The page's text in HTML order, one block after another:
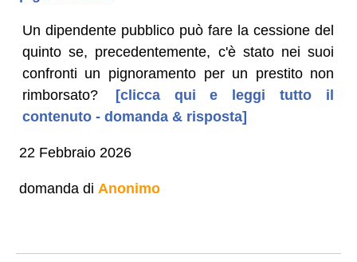
Un dipendente pubblico può fare la cessione del
quinto se, precedentemente, c'è stato nei suoi
confronti un pignoramento per un prestito non
rimborsato?
[clicca qui e leggi tutto il
contenuto - domanda & risposta]
22 Febbraio 2026
domanda di Anonimo